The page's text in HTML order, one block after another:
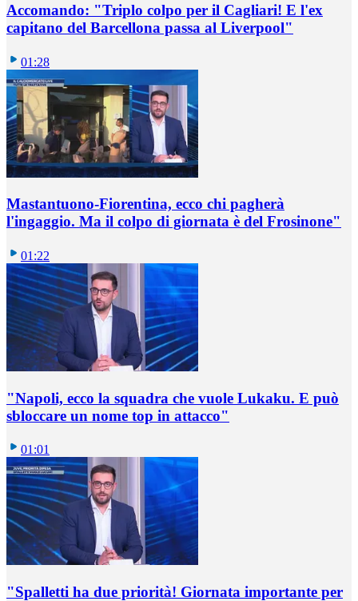
Accomando: "Triplo colpo per il Cagliari! E l'ex
capitano del Barcellona passa al Liverpool"
01:28
Mastantuono-Fiorentina, ecco chi pagherà
l'ingaggio. Ma il colpo di giornata è del Frosinone"
01:22
"Napoli, ecco la squadra che vuole Lukaku. E può
sbloccare un nome top in attacco"
01:01
"Spalletti ha due priorità! Giornata importante per